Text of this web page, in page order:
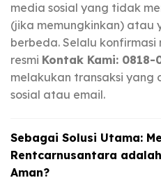
media sosial yang tidak
(jika memungkinkan) atau
berbeda. Selalu
resmi Kontak Kami: 0818-
melakukan transaksi yang
sosial atau email.
Sebagai Solusi Utama:
Rentcarnusantara
Aman?